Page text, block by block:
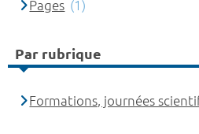
Pages (1)
Par rubrique
Formations, journées